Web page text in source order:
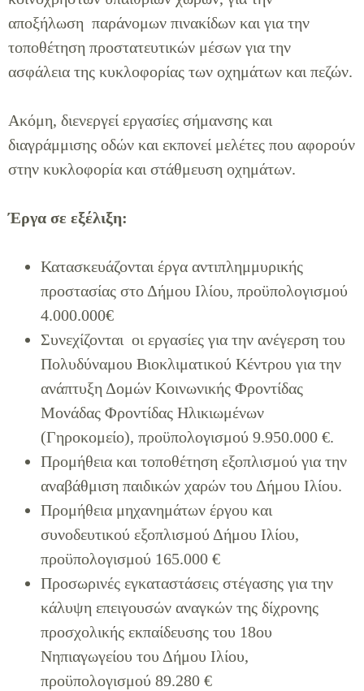
αποξήλωση παράνομων πινακίδων και για την
τοποθέτηση προστατευτικών μέσων για την
ασφάλεια της κυκλοφορίας των οχημάτων και πεζών.
Ακόμη, διενεργεί εργασίες σήμανσης και
διαγράμμισης οδών και εκπονεί μελέτες που αφορούν
στην κυκλοφορία και στάθμευση οχημάτων.
Έργα σε εξέλιξη:
Κατασκευάζονται έργα αντιπλημμυρικής
προστασίας στο Δήμου Ιλίου, προϋπολογισμού
4.000.000€
Συνεχίζονται οι εργασίες για την ανέγερση του
Πολυδύναμου Βιοκλιματικού Κέντρου για την
ανάπτυξη Δομών Κοινωνικής Φροντίδας
Μονάδας Φροντίδας Ηλικιωμένων
(Γηροκομείο), προϋπολογισμού 9.950.000 €.
Προμήθεια και τοποθέτηση εξοπλισμού για την
αναβάθμιση παιδικών χαρών του Δήμου Ιλίου.
Προμήθεια μηχανημάτων έργου και
συνοδευτικού εξοπλισμού Δήμου Ιλίου,
προϋπολογισμού 165.000 €
Προσωρινές εγκαταστάσεις στέγασης για την
κάλυψη επειγουσών αναγκών της δίχρονης
προσχολικής εκπαίδευσης του 18ου
Νηπιαγωγείου του Δήμου Ιλίου,
προϋπολογισμού 89.280 €